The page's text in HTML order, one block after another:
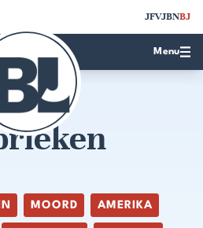
JFVJBNBJ
Menu
MOORD AMERIKA